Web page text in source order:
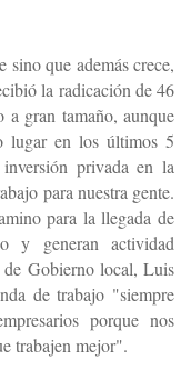
sino que además crece,
la radicación de 46
a gran tamaño, aunque
lugar en los últimos 5
privada en la
para nuestra gente.
para la llegada de
y generan actividad
Gobierno local, Luis
de trabajo "siempre
porque nos
trabajen mejor".